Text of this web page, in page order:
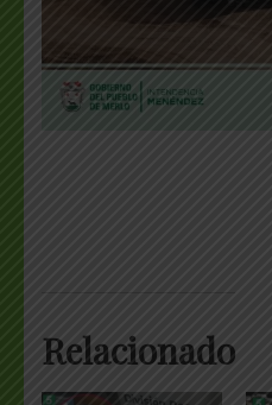
Relacionado